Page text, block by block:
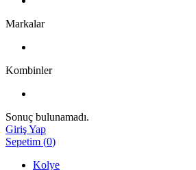
Markalar
Kombinler
Sonuç bulunamadı.
Giriş Yap
Sepetim (0)
Kolye